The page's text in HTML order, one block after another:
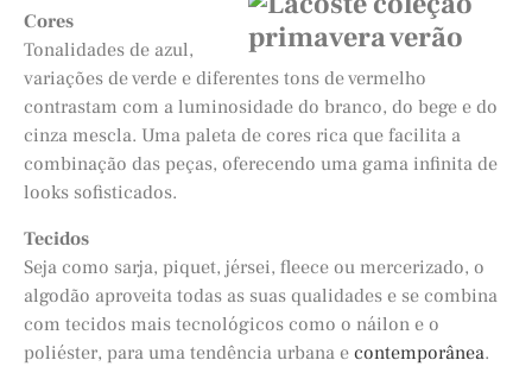
Cores
Tonalidades de azul,
variações de verde e diferentes tons de vermelho
contrastam com a luminosidade do branco, do bege e do
cinza mescla. Uma paleta de cores rica que facilita a
combinação das peças, oferecendo uma gama infinita de
looks sofisticados.
Tecidos
Seja como sarja, piquet, jérsei, fleece ou mercerizado, o
algodão aproveita todas as suas qualidades e se combina
com tecidos mais tecnológicos como o náilon e o
poliéster, para uma tendência urbana e contemporânea.